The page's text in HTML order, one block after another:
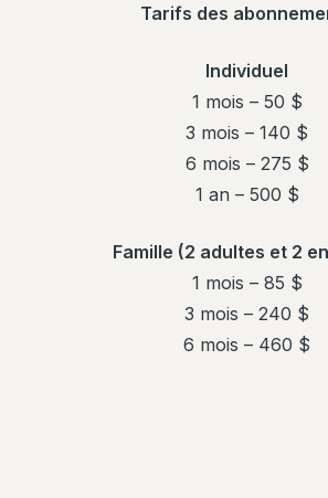
Tarifs des
Individuel
1 mois – 50 $
3 mois – 140 $
6 mois – 275 $
1 an – 500 $
Famille (2 adultes et 2
1 mois – 85 $
3 mois – 240 $
6 mois – 460 $